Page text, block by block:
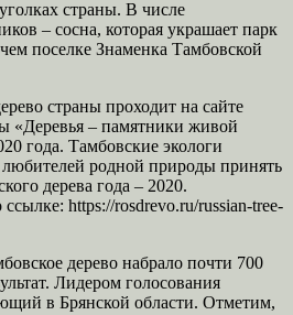
страны. В числе
– сосна, которая украшает парк
поселке Знаменка Тамбовской
страны проходит на сайте
«Деревья – памятники живой
года. Тамбовские экологи
родной природы принять
дерева года – 2020.
https://rosdrevo.ru/russian-tree-
дерево набрало почти 700
Лидером голосования
в Брянской области. Отметим,